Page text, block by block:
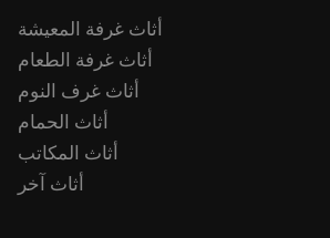
أثاث غرفة المعيشة
أثاث غرفة الطعام
أثاث غرف النوم
أثاث الحمام
أثاث المكاتب
أثاث آخر